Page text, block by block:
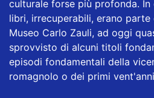
culturale forse più profonda. In
libri, irrecuperabili, erano
Museo Carlo Zauli, ad oggi
sprovvisto di alcuni titoli
episodi fondamentali della
romagnolo o dei primi